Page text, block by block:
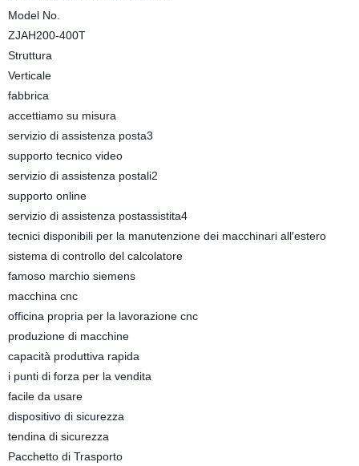
Model No.
ZJAH200-400T
Struttura
Verticale
fabbrica
accettiamo su misura
servizio di assistenza posta3
supporto tecnico video
servizio di assistenza postali2
supporto online
servizio di assistenza postassistita4
tecnici disponibili per la manutenzione dei macchinari all′estero
sistema di controllo del calcolatore
famoso marchio siemens
macchina cnc
officina propria per la lavorazione cnc
produzione di macchine
capacità produttiva rapida
i punti di forza per la vendita
facile da usare
dispositivo di sicurezza
tendina di sicurezza
Pacchetto di Trasporto